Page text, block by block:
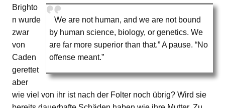
We are not human, and we are not bound
by human science, biology, or genetics. We
are far more superior than that.” A pause. “No
offense meant.”
Brighto
n wurde
zwar
von
Caden
gerettet
aber
wie viel von ihr ist nach der Folter noch übrig? Wird sie